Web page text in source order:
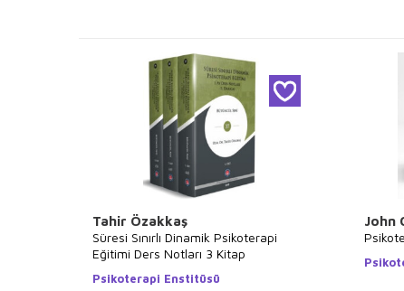
Tahir Özakkaş
Süresi Sınırlı Dinamik Psikoterapi
Eğitimi Ders Notları 3 Kitap
Psikoterapi Enstitüsü
John